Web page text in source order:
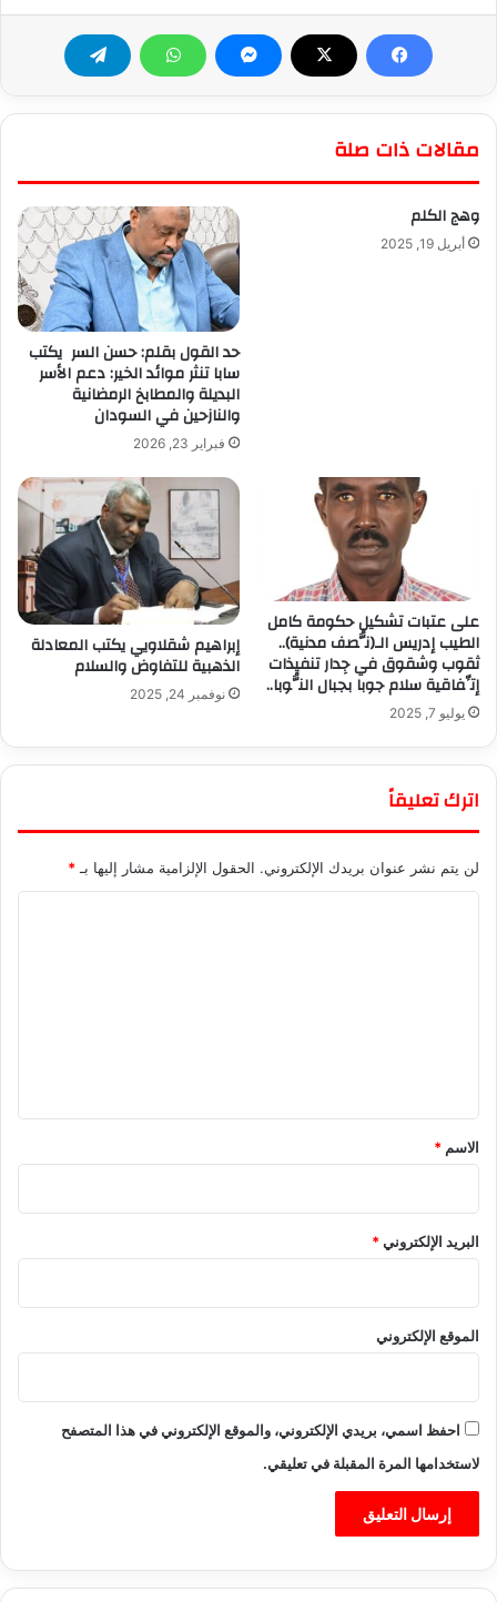
مقالات ذات صلة
وهج الكلم
أبريل 19, 2025
حد القول بقلم: حسن السر يكتب
سابا تنثر موائد الخير: دعم الأسر
البديلة والمطابخ الرمضانية
والنازحين في السودان
فبراير 23, 2026
على عتبات تشكيل حكومة كامل
الطيب إدريس الـ(نُّصف مدنية)..
ثقوب وشقوق في جِدار تنفيذات
إتِّفاقية سلام جوبا بجبال النُّوبا..
يوليو 7, 2025
إبراهيم شقلاويي يكتب المعادلة
الذهبية للتفاوض والسلام
نوفمبر 24, 2025
اترك تعليقاً
لن يتم نشر عنوان بريدك الإلكتروني. الحقول الإلزامية مشار إليها بـ*
*
الاسم *
البريد الإلكتروني*
الموقع الإلكتروني
احفظ اسمي، بريدي الإلكتروني، والموقع الإلكتروني في هذا المتصفح
لاستخدامها المرة المقبلة في تعليقي.